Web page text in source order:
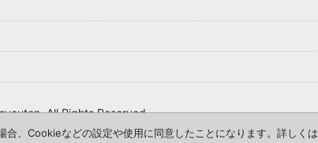
All Rights Reserved.
、Cookieなどの設定や使用に同意したことになります。詳しくは